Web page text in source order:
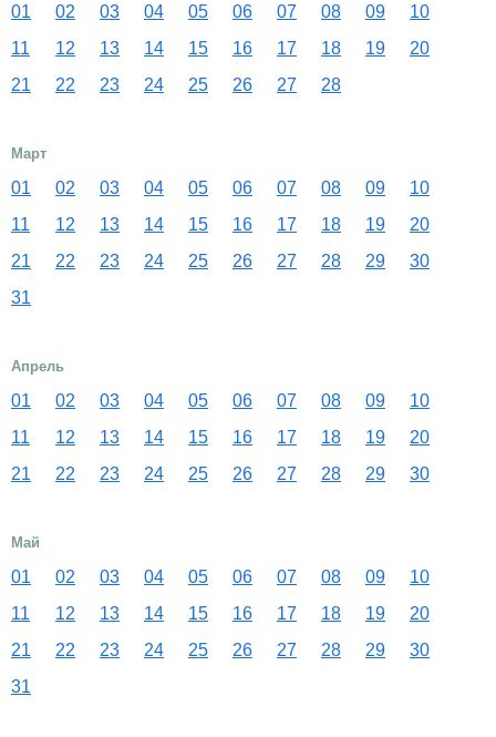
01 02 03 04 05 06 07 08 09
10
11
12 13 14 15 16 17 18 19
20
21
22 23 24 25 26 27 28
Март
01 02 03 04 05 06 07 08 09
10
11
12 13 14 15 16 17 18 19
20
21
22 23 24 25 26 27 28 29
30
31
Апрель
01 02 03 04 05 06 07 08 09
10
11
12 13 14 15 16 17 18 19
20
21
22 23 24 25 26 27 28 29 30
Май
01 02 03 04 05 06 07 08 09
10
11
12 13 14 15 16 17 18 19
20
21
22 23 24 25 26 27 28 29
30
31